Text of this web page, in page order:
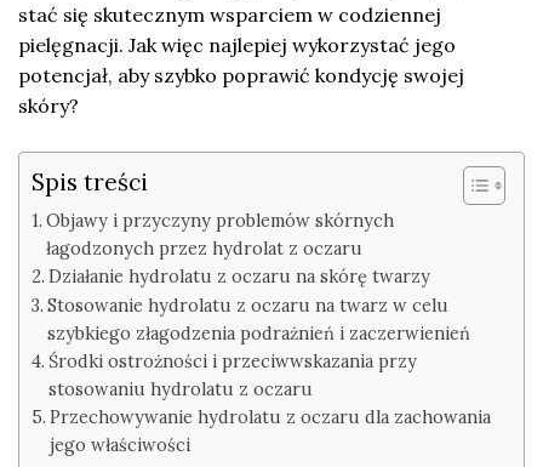
stać się skutecznym wsparciem w codziennej
pielęgnacji. Jak więc najlepiej wykorzystać jego
potencjał, aby szybko poprawić kondycję swojej
skóry?
Spis treści
Objawy i przyczyny problemów skórnych
łagodzonych przez hydrolat z oczaru
Działanie hydrolatu z oczaru na skórę twarzy
Stosowanie hydrolatu z oczaru na twarz w celu
szybkiego złagodzenia podrażnień i zaczerwienień
Środki ostrożności i przeciwwskazania przy
stosowaniu hydrolatu z oczaru
Przechowywanie hydrolatu z oczaru dla zachowania
jego właściwości